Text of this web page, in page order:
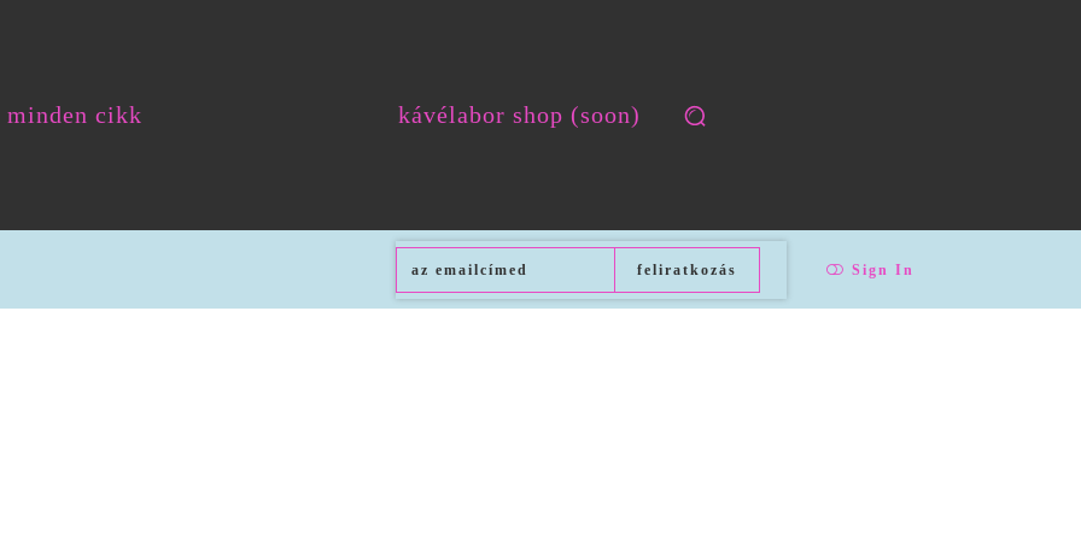
minden cikk kávélabor shop (soon)
feliratkozás Sign In